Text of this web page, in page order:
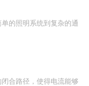
的照明系统到复杂的通
合路径，使得电流能够